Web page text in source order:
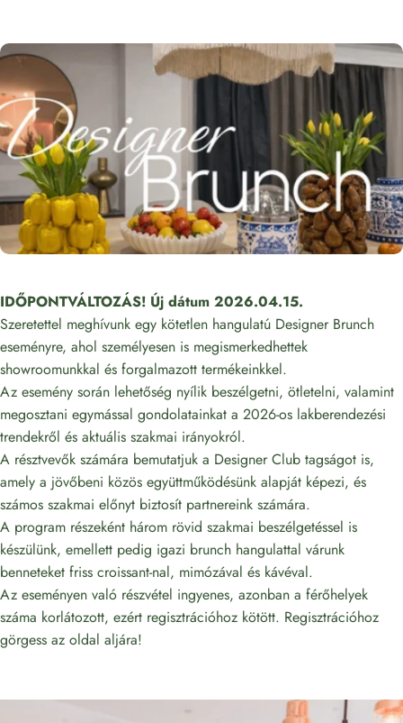
IDŐPONTVÁLTOZÁS! Új dátum 2026.04.15.
Szeretettel meghívunk egy kötetlen hangulatú Designer Brunch
eseményre, ahol személyesen is megismerkedhettek
showroomunkkal és forgalmazott termékeinkkel.
Az esemény során lehetőség nyílik beszélgetni, ötletelni, valamint
megosztani egymással gondolatainkat a 2026-os lakberendezési
trendekről és aktuális szakmai irányokról.
A résztvevők számára bemutatjuk a Designer Club tagságot is,
amely a jövőbeni közös együttműködésünk alapját képezi, és
számos szakmai előnyt biztosít partnereink számára.
A program részeként három rövid szakmai beszélgetéssel is
készülünk, emellett pedig igazi brunch hangulattal várunk
benneteket friss croissant-nal, mimózával és kávéval.
Az eseményen való részvétel ingyenes, azonban a férőhelyek
száma korlátozott, ezért regisztrációhoz kötött. Regisztrációhoz
görgess az oldal aljára!